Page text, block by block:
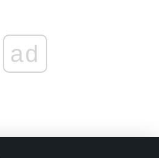
ad